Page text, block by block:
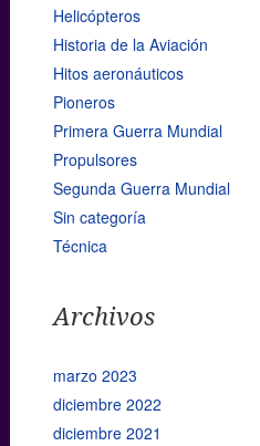
Helicópteros
Historia de la Aviación
Hitos aeronáuticos
Pioneros
Primera Guerra Mundial
Propulsores
Segunda Guerra Mundial
Sin categoría
Técnica
Archivos
marzo 2023
diciembre 2022
diciembre 2021